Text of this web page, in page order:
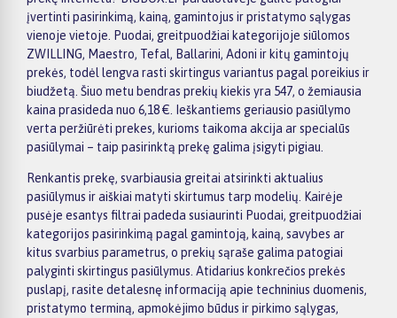
įvertinti pasirinkimą, kainą, gamintojus ir pristatymo sąlygas
vienoje vietoje. Puodai, greitpuodžiai kategorijoje siūlomos
ZWILLING, Maestro, Tefal, Ballarini, Adoni ir kitų gamintojų
prekės, todėl lengva rasti skirtingus variantus pagal poreikius ir
biudžetą. Šiuo metu bendras prekių kiekis yra 547, o žemiausia
kaina prasideda nuo 6,18 €. Ieškantiems geriausio pasiūlymo
verta peržiūrėti prekes, kurioms taikoma akcija ar specialūs
pasiūlymai – taip pasirinktą prekę galima įsigyti pigiau.
Renkantis prekę, svarbiausia greitai atsirinkti aktualius
pasiūlymus ir aiškiai matyti skirtumus tarp modelių. Kairėje
pusėje esantys filtrai padeda susiaurinti Puodai, greitpuodžiai
kategorijos pasirinkimą pagal gamintoją, kainą, savybes ar
kitus svarbius parametrus, o prekių sąraše galima patogiai
palyginti skirtingus pasiūlymus. Atidarius konkrečios prekės
puslapį, rasite detalesnę informaciją apie techninius duomenis,
pristatymo terminą, apmokėjimo būdus ir pirkimo sąlygas,